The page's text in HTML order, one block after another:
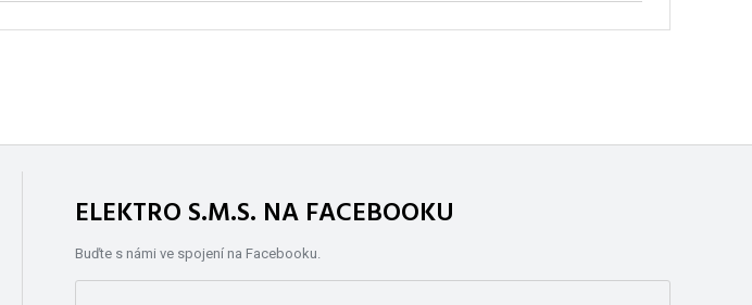
ELEKTRO S.M.S. NA FACEBOOKU
Buďte s námi ve spojení na Facebooku.